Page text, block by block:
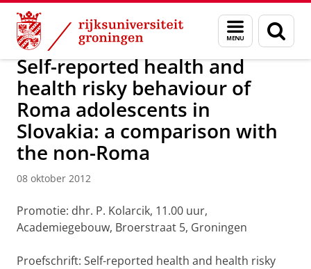
Skip
Content
Skip
Navigation
Menu
en
zoeken
Over ons Actueel Nieuws Nieuwsberichten
Self-reported health and
health risky behaviour of
Roma adolescents in
Slovakia: a comparison with
the non-Roma
08 oktober 2012
Promotie: dhr. P. Kolarcik, 11.00 uur,
Academiegebouw, Broerstraat 5, Groningen
Proefschrift: Self-reported health and health risky